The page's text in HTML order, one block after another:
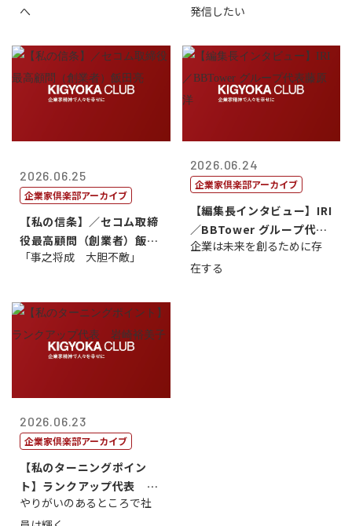
へ
発信したい
2026.06.25
企業家倶楽部アーカイブ
【私の信条】／セコム取締
役最高顧問（創業者）飯田
亮
「事之将成 大胆不敵」
2026.06.24
企業家倶楽部アーカイブ
【編集長インタビュー】IRI
／BBTower グループ代表
藤...
企業は未来を創るために存
在する
2026.06.23
企業家倶楽部アーカイブ
【私のターニングポイン
ト】ランクアップ代表 岩
崎裕美子
やりがいのあるところで社